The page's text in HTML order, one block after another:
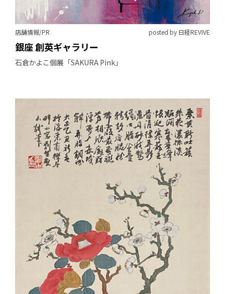
店舗情報/PR posted by 日経REVIVE
銀座 創英ギャラリー
石倉かよこ個展「SAKURA Pink」